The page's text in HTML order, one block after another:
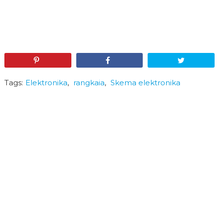
Tags: Elektronika, rangkaia, Skema elektronika